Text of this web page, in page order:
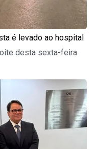
é levado ao hospital
desta sexta-feira